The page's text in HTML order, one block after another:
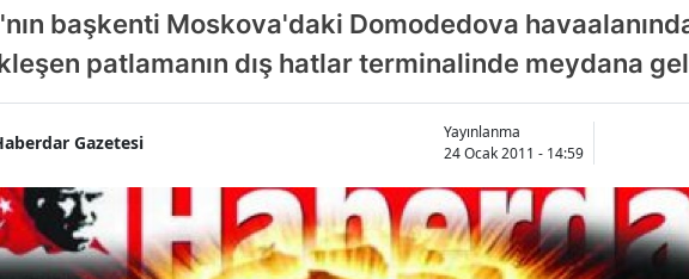
başkenti Moskova'daki Domodedova
patlamanın dış hatlar terminalinde meydana
Gazetesi
Yayınlanma
24 Ocak 2011 - 14:59